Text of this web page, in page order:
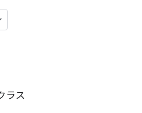
ラス